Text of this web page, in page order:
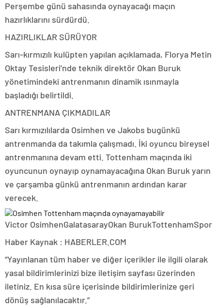
Perşembe günü sahasında oynayacağı maçın
hazırlıklarını sürdürdü.
HAZIRLIKLAR SÜRÜYOR
Sarı-kırmızılı kulüpten yapılan açıklamada, Florya Metin
Oktay Tesisleri’nde teknik direktör Okan Buruk
yönetimindeki antrenmanın dinamik ısınmayla
başladığı belirtildi.
ANTRENMANA ÇIKMADILAR
Sarı kırmızılılarda Osimhen ve Jakobs bugünkü
antrenmanda da takımla çalışmadı. İki oyuncu bireysel
antrenmanına devam etti. Tottenham maçında iki
oyuncunun oynayıp oynamayacağına Okan Buruk yarın
ve çarşamba günkü antrenmanın ardından karar
verecek.
Victor OsimhenGalatasarayOkan BurukTottenhamSpor
Haber Kaynak : HABERLER.COM
“Yayınlanan tüm haber ve diğer içerikler ile ilgili olarak
yasal bildirimlerinizi bize iletişim sayfası üzerinden
iletiniz. En kısa süre içerisinde bildirimlerinize geri
dönüş sağlanılacaktır.”